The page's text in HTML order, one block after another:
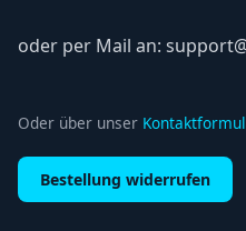
oder per Mail an:
Oder über unser
Bestellung widerrufen